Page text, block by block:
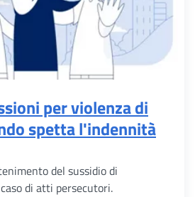
per violenza di
spetta l'indennità
del sussidio di
di atti persecutori.